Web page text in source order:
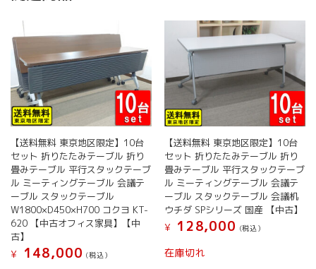
【送料無料 東京地区限定】10台
セット 折りたたみテーブル 折り
畳みテーブル 平行スタックテーブ
ル ミーティングテーブル 会議テ
ーブル スタックテーブル
W1800×D450×H700 コクヨ KT-
620 【中古オフィス家具】【中
古】
¥
148,000 (税込）
【送料無料 東京地区限定】10台
セット 折りたたみテーブル 折り
畳みテーブル 平行スタックテーブ
ル ミーティングテーブル 会議テ
ーブル スタックテーブル 会議机
ウチダ SPシリーズ 国産 【中古】
¥
128,000 (税込）
在庫切れ